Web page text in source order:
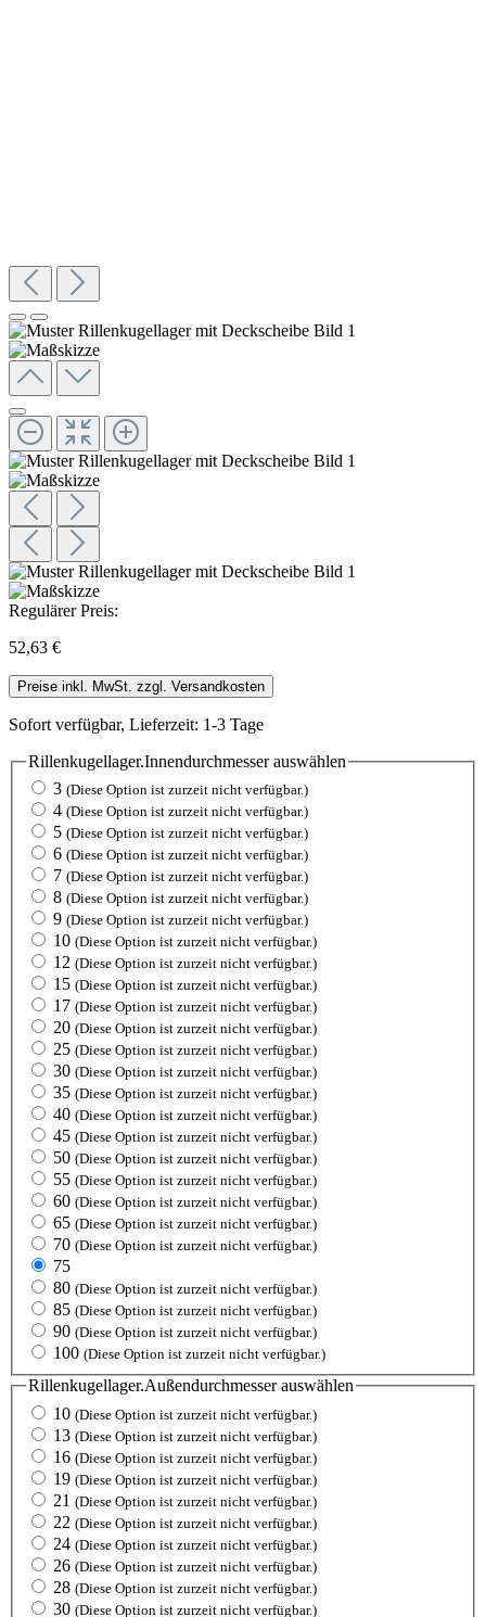
Regulärer Preis:
52,63 €
Preise inkl. MwSt. zzgl. Versandkosten
Sofort verfügbar, Lieferzeit: 1-3 Tage
Rillenkugellager.Innendurchmesserauswählen
3 (Diese Option ist zurzeit nicht verfügbar.)
4 (Diese Option ist zurzeit nicht verfügbar.)
5 (Diese Option ist zurzeit nicht verfügbar.)
6 (Diese Option ist zurzeit nicht verfügbar.)
7 (Diese Option ist zurzeit nicht verfügbar.)
8 (Diese Option ist zurzeit nicht verfügbar.)
9 (Diese Option ist zurzeit nicht verfügbar.)
10 (Diese Option ist zurzeit nicht verfügbar.)
12 (Diese Option ist zurzeit nicht verfügbar.)
15 (Diese Option ist zurzeit nicht verfügbar.)
17 (Diese Option ist zurzeit nicht verfügbar.)
20 (Diese Option ist zurzeit nicht verfügbar.)
25 (Diese Option ist zurzeit nicht verfügbar.)
30 (Diese Option ist zurzeit nicht verfügbar.)
35 (Diese Option ist zurzeit nicht verfügbar.)
40 (Diese Option ist zurzeit nicht verfügbar.)
45 (Diese Option ist zurzeit nicht verfügbar.)
50 (Diese Option ist zurzeit nicht verfügbar.)
55 (Diese Option ist zurzeit nicht verfügbar.)
60 (Diese Option ist zurzeit nicht verfügbar.)
65 (Diese Option ist zurzeit nicht verfügbar.)
70 (Diese Option ist zurzeit nicht verfügbar.)
75
80 (Diese Option ist zurzeit nicht verfügbar.)
85 (Diese Option ist zurzeit nicht verfügbar.)
90 (Diese Option ist zurzeit nicht verfügbar.)
100 (Diese Option ist zurzeit nicht verfügbar.)
Rillenkugellager.Außendurchmesserauswählen
10 (Diese Option ist zurzeit nicht verfügbar.)
13 (Diese Option ist zurzeit nicht verfügbar.)
16 (Diese Option ist zurzeit nicht verfügbar.)
19 (Diese Option ist zurzeit nicht verfügbar.)
21 (Diese Option ist zurzeit nicht verfügbar.)
22 (Diese Option ist zurzeit nicht verfügbar.)
24 (Diese Option ist zurzeit nicht verfügbar.)
26 (Diese Option ist zurzeit nicht verfügbar.)
28 (Diese Option ist zurzeit nicht verfügbar.)
30 (Diese Option ist zurzeit nicht verfügbar.)